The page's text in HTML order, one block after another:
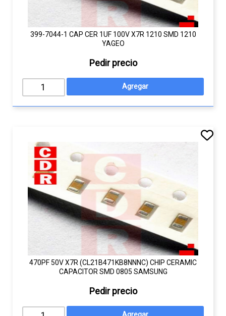
399-7044-1 CAP CER 1UF 100V X7R 1210 SMD 1210
YAGEO
Pedir precio
470PF 50V X7R (CL21B471KB8NNNC) CHIP CERAMIC
CAPACITOR SMD 0805 SAMSUNG
Pedir precio